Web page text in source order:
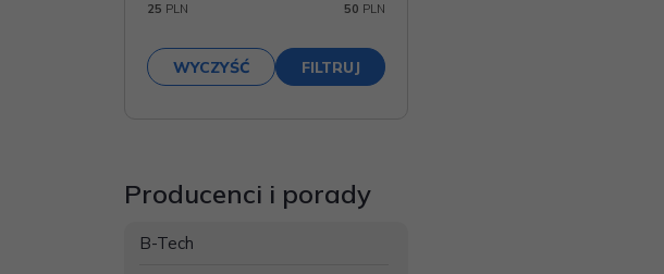
25 PLN 50 PLN
Producenci i porady
B-Tech